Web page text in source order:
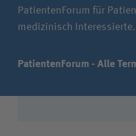
PatientenForum für
medizinisch Interessierte.
PatientenForum - Alle